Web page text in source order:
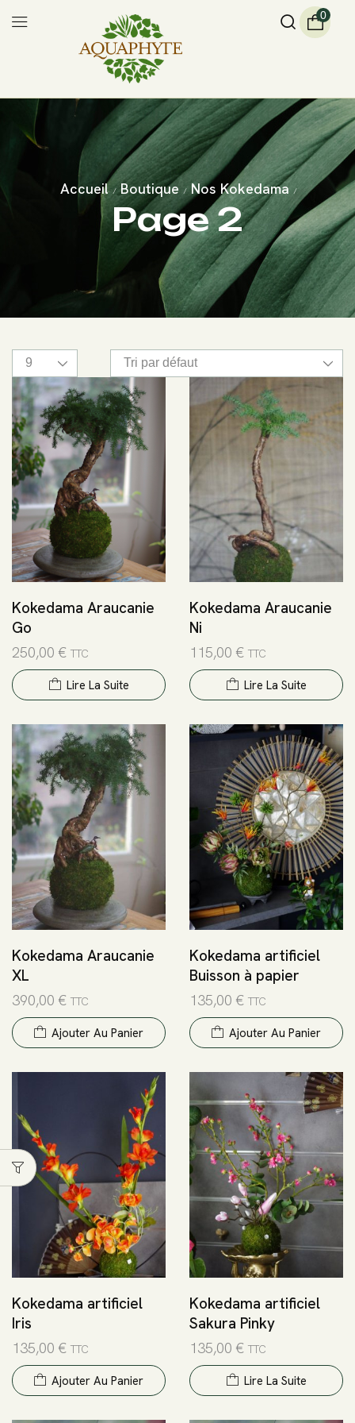
0
Accueil / Boutique / Nos Kokedama /
Page 2
Kokedama Araucanie
Go
250,00 € TTC
Lire La Suite
Kokedama Araucanie
Ni
115,00 € TTC
Lire La Suite
Kokedama Araucanie
XL
390,00 € TTC
Ajouter Au Panier
Kokedama artificiel
Buisson à papier
135,00 € TTC
Ajouter Au Panier
Kokedama artificiel
Iris
135,00 € TTC
Ajouter Au Panier
Kokedama artificiel
Sakura Pinky
135,00 € TTC
Lire La Suite